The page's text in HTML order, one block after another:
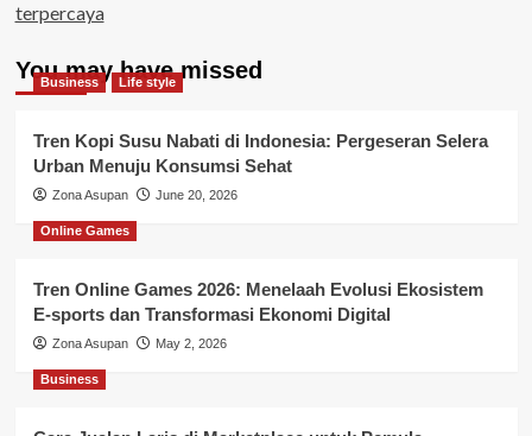
terpercaya
You may have missed
Business Life style
Tren Kopi Susu Nabati di Indonesia: Pergeseran Selera
Urban Menuju Konsumsi Sehat
Zona Asupan June 20, 2026
Online Games
Tren Online Games 2026: Menelaah Evolusi Ekosistem
E-sports dan Transformasi Ekonomi Digital
Zona Asupan May 2, 2026
Business